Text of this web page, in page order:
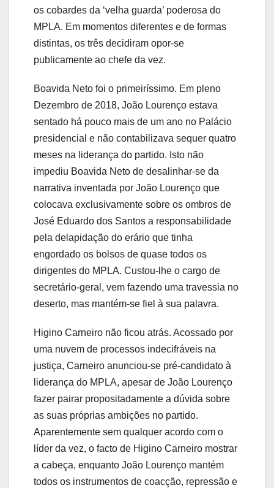
os cobardes da ‘velha guarda’ poderosa do
MPLA. Em momentos diferentes e de formas
distintas, os três decidiram opor-se
publicamente ao chefe da vez.
Boavida Neto foi o primeiríssimo. Em pleno
Dezembro de 2018, João Lourenço estava
sentado há pouco mais de um ano no Palácio
presidencial e não contabilizava sequer quatro
meses na liderança do partido. Isto não
impediu Boavida Neto de desalinhar-se da
narrativa inventada por João Lourenço que
colocava exclusivamente sobre os ombros de
José Eduardo dos Santos a responsabilidade
pela delapidação do erário que tinha
engordado os bolsos de quase todos os
dirigentes do MPLA. Custou-lhe o cargo de
secretário-geral, vem fazendo uma travessia no
deserto, mas mantém-se fiel à sua palavra.
Higino Carneiro não ficou atrás. Acossado por
uma nuvem de processos indecifráveis na
justiça, Carneiro anunciou-se pré-candidato à
liderança do MPLA, apesar de João Lourenço
fazer pairar propositadamente a dúvida sobre
as suas próprias ambições no partido.
Aparentemente sem qualquer acordo com o
líder da vez, o facto de Higino Carneiro mostrar
a cabeça, enquanto João Lourenço mantém
todos os instrumentos de coacção, repressão e